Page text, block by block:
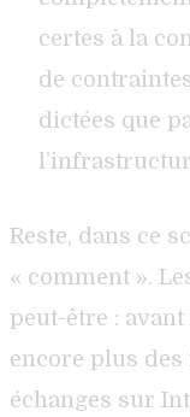
certes à la
de
dictées que
Reste, dans ce
« comment ».
peut-être :
encore plus
échanges sur